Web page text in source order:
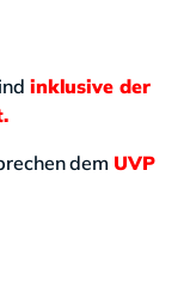
inklusive der
dem UVP